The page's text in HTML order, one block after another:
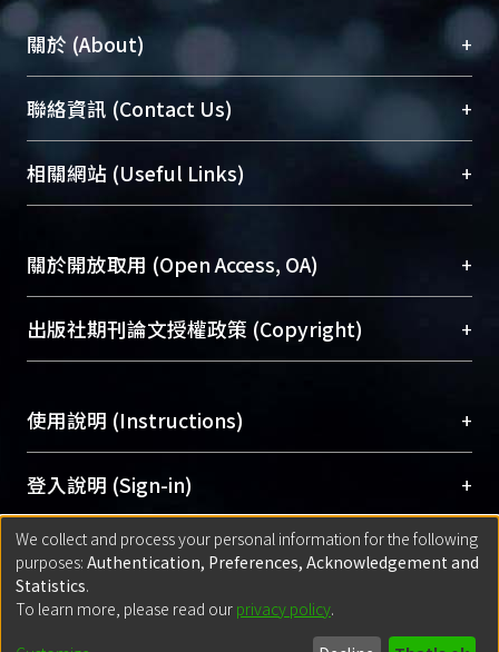
關於 (About) +
臺大位居世界頂尖大學之列，為永久珍藏及向國際
展現本校豐碩的研究成果及學術能量，圖書館整合
機構典藏（NTUR）與學術庫（AH）不同功能平
台，成為臺大學術典藏NTU scholars。期能整合研
成果。
To permanently archive and promote researcher
profiles and scholarly works, Library integrates the
services of “NTU Repository” with “Academic
聯絡資訊 (Contact Us) +
總館學科館員(Main Library)
醫學圖書館學科館員(Medical Library)
Sciences Library)
相關網站 (Useful Links) +
關於開放取用 (Open Access, OA) +
開放取用是從使用者角度提升資訊取用性的社會運
動，應用在學術研究上是透過將研究著作公開供使
用逐年攀升。同時可加速研究發展、提升研究影響
Archive）平台。 （點選深入了解OA）
出版社期刊論文授權政策 (Copyright) +
含部分內容的版權非匯入者所有，或由第三方贊
助與合作完成，請確認該版權所有者及第三方同
意提供此授權。
Please represent that the submission is your
original work, and that you have the right to
grant the rights to upload.
若欲上傳已出版的全文電子檔，可使用
policy finder
網站查詢，以確認出版單位之版權
使用說明 (Instructions) +
網站簡介(Quickstart Guide)
使用手冊(Instruction Manual)
線上預約服務(Booking Service)
登入說明 (Sign-in) +
方案一：臺灣大學計算機中心帳號登入
(With C&INC Email Account)
方案二：ORCID帳號登入(With ORCID)
匯入著作 (Submission) +
方案一：定期更新ORCID者，以ID匯入
for identifier (ORCID))
We collect and process your personal information for the following
purposes: Authentication, Preferences, Acknowledgement and
Statistics.
To learn more, please read our privacy policy.